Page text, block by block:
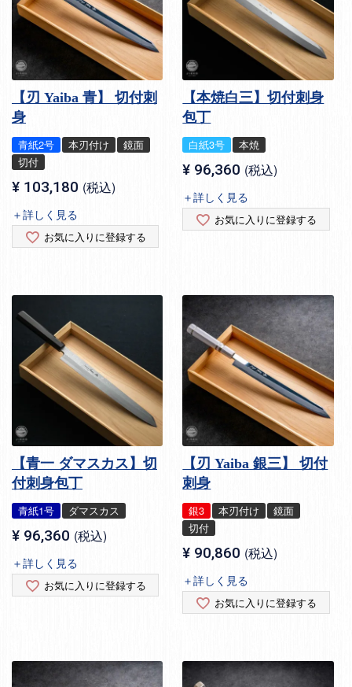
【刃 Yaiba 青】 切付刺
身
青紙2号 本刃付け
鏡面
切付
¥ 103,180 税込
＋詳しく見る
お気に入りに登録する
【本焼白三】切付刺身
包丁
白紙3号 本焼
¥ 96,360 税込
＋詳しく見る
お気に入りに登録する
【青一 ダマスカス】切
付刺身包丁
青紙1号 ダマスカス
¥ 96,360 税込
＋詳しく見る
お気に入りに登録する
【刃 Yaiba 銀三】 切付
刺身
銀3 本刃付け
鏡面
切付
¥ 90,860 税込
＋詳しく見る
お気に入りに登録する